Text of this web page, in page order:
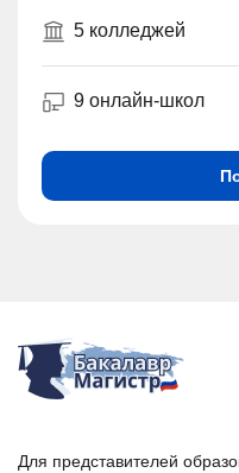
5 колледжей
9 онлайн-школ
Для представителей